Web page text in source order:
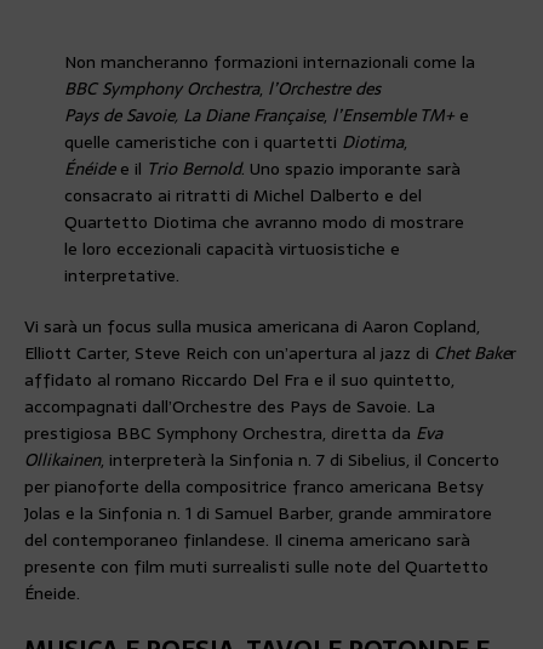
Non mancheranno formazioni internazionali come la
BBC Symphony Orchestra, l’Orchestre des
Pays de Savoie, La Diane Française, l’Ensemble TM+e
quelle cameristiche con i quartetti Diotima,
Énéidee il Trio Bernold. Uno spazio imporante sarà
consacrato ai ritratti di Michel Dalberto e del
Quartetto Diotima che avranno modo di mostrare
le loro eccezionali capacità virtuosistiche e
interpretative.
Vi sarà un focus sulla musica americana di Aaron Copland,
Elliott Carter, Steve Reich con un’apertura al jazz di Chet Baker
affidato al romano Riccardo Del Fra e il suo quintetto,
accompagnati dall’Orchestre des Pays de Savoie. La
prestigiosa BBC Symphony Orchestra, diretta da Eva
Ollikainen, interpreterà la Sinfonia n. 7 di Sibelius, il Concerto
per pianoforte della compositrice franco americana Betsy
Jolas e la Sinfonia n. 1 di Samuel Barber, grande ammiratore
del contemporaneo finlandese. Il cinema americano sarà
presente con film muti surrealisti sulle note del Quartetto
Éneide.